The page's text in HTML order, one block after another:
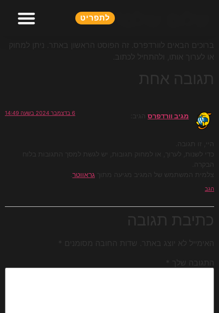
לתפריט
ברוכים הבאים לוורדפרס. זה הפוסט הראשון באתר. ניתן למחוק
או לערוך אותו, ולהתחיל לכתוב.
תגובה אחת
מגיב וורדפרס הגיב: 6 בדצמבר 2024 בשעה 14:49
היי, זו תגובה.
כדי לשנות, לערוך, או למחוק תגובות, יש לגשת למסך התגובות בלוח
הבקרה.
צלמית המשתמש של המגיב מגיעה מתוך גראווטר
הגב
כתיבת תגובה
האימייל לא יוצג באתר. שדות החובה מסומנים
התגובה שלך